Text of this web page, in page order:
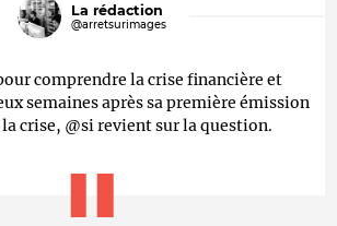
La rédaction
@arretsurimages
comprendre la crise financière et
semaines après sa première émission
la crise, @si revient sur la question.